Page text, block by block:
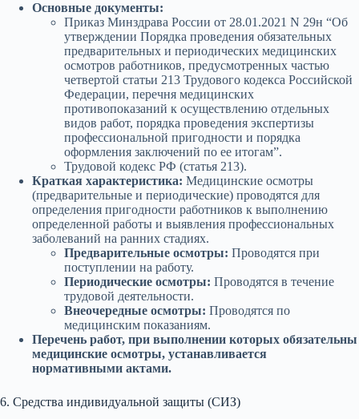
Основные документы:
Приказ Минздрава России от 28.01.2021 N 29н “Об
утверждении Порядка проведения обязательных
предварительных и периодических медицинских
осмотров работников, предусмотренных частью
четвертой статьи 213 Трудового кодекса Российской
Федерации, перечня медицинских
противопоказаний к осуществлению отдельных
видов работ, порядка проведения экспертизы
профессиональной пригодности и порядка
оформления заключений по ее итогам”.
Трудовой кодекс РФ (статья 213).
Краткая характеристика: Медицинские осмотры
(предварительные и периодические) проводятся для
определения пригодности работников к выполнению
определенной работы и выявления профессиональных
заболеваний на ранних стадиях.
Предварительные осмотры: Проводятся при
поступлении на работу.
Периодические осмотры: Проводятся в течение
трудовой деятельности.
Внеочередные осмотры: Проводятся по
медицинским показаниям.
Перечень работ, при выполнении которых обязательны
медицинские осмотры, устанавливается
нормативными актами.
6. Средства индивидуальной защиты (СИЗ)